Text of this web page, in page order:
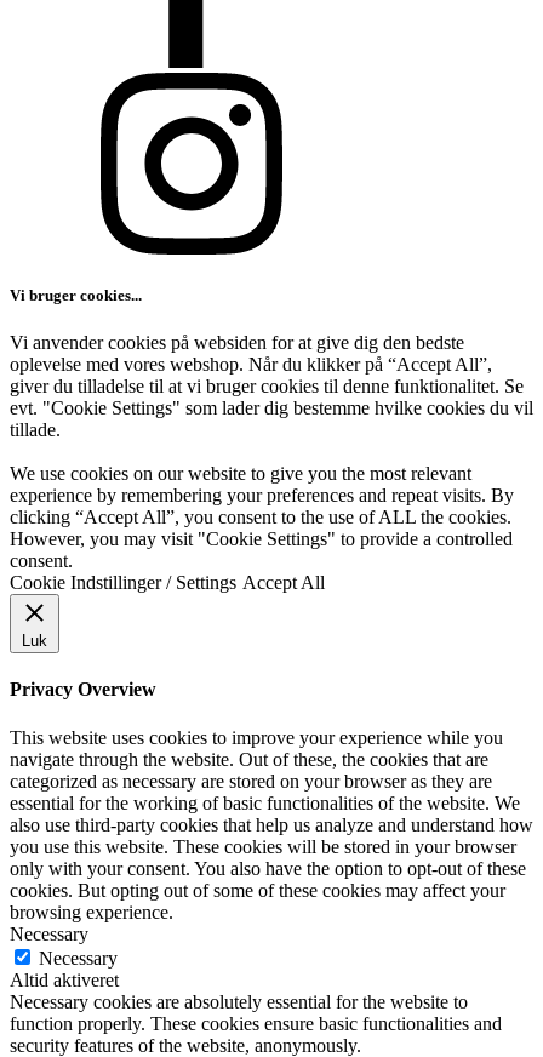
Vi bruger cookies...
Vi anvender cookies på websiden for at give dig den bedste
oplevelse med vores webshop. Når du klikker på “Accept All”,
giver du tilladelse til at vi bruger cookies til denne funktionalitet. Se
evt. "Cookie Settings" som lader dig bestemme hvilke cookies du vil
tillade.
We use cookies on our website to give you the most relevant
experience by remembering your preferences and repeat visits. By
clicking “Accept All”, you consent to the use of ALL the cookies.
However, you may visit "Cookie Settings" to provide a controlled
consent.
Cookie Indstillinger / Settings Accept All
Luk
Privacy Overview
This website uses cookies to improve your experience while you
navigate through the website. Out of these, the cookies that are
categorized as necessary are stored on your browser as they are
essential for the working of basic functionalities of the website. We
also use third-party cookies that help us analyze and understand how
you use this website. These cookies will be stored in your browser
only with your consent. You also have the option to opt-out of these
cookies. But opting out of some of these cookies may affect your
browsing experience.
Necessary
Necessary
Altid aktiveret
Necessary cookies are absolutely essential for the website to
function properly. These cookies ensure basic functionalities and
security features of the website, anonymously.